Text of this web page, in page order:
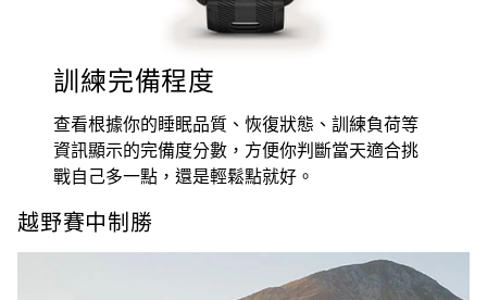
訓練完備程度
查看根據你的睡眠品質、恢復狀態、訓練負荷等
資訊顯示的完備度分數，方便你判斷當天適合挑
戰自己多一點，還是輕鬆點就好。
越野賽中制勝